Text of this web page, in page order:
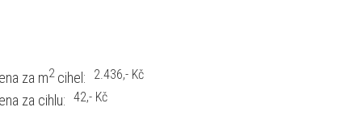
za m2cihel: ,- Kč
2.436
za cihlu: ,- Kč
42